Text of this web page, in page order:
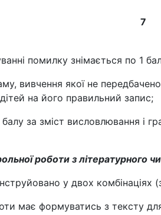
7
помилку знімається по 1
вивчення якої не
на його правильний запис;
за зміст висловлювання і
роботи з літературного
у двох комбінаціях
має формуватись з тексту